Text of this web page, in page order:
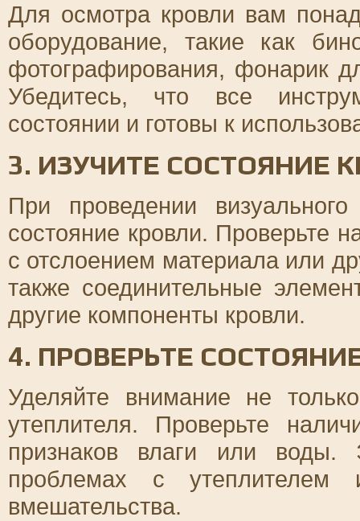
Для осмотра кровли вам
оборудование, такие как
фотографирования, фонарик
Убедитесь, что все
состоянии и готовы к
3. ИЗУЧИТЕ СОСТОЯНИЕ
При проведении
состояние кровли. Проверьте
с отслоением материала или
также соединительные
другие компоненты кровли.
4. ПРОВЕРЬТЕ
Уделяйте внимание не
утеплителя. Проверьте
признаков влаги или воды.
проблемах с утеплителем
вмешательства.